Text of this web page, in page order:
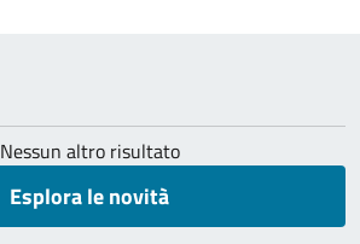
Nessun altro risultato
Esplora le novità